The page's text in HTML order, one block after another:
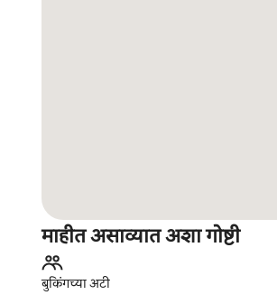
माहीत असाव्यात अशा गोष्टी
बुकिंगच्या अटी